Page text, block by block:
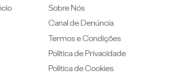
Sobre Nós
Canal de Denúncia
Termos e Condições
Política de Privacidade
Política de Cookies